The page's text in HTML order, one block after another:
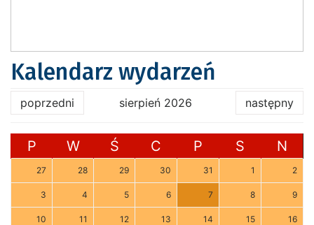
Kalendarz wydarzeń
poprzedni sierpień 2026 następny
P W Ś C P S N
27 28 29 30 31 1 2
3 4 5 6 7 8 9
10 11 12 13 14 15 16